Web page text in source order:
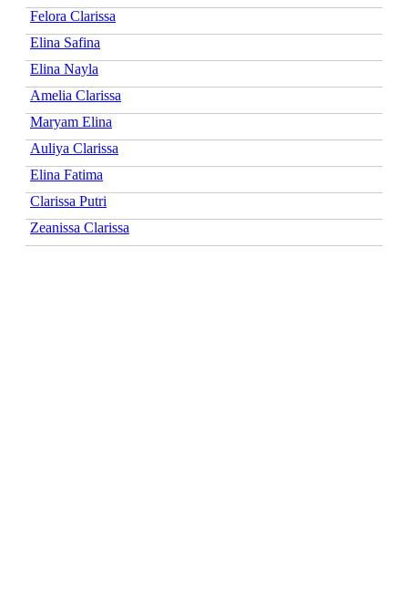
Felora Clarissa
Elina Safina
Elina Nayla
Amelia Clarissa
Maryam Elina
Auliya Clarissa
Elina Fatima
Clarissa Putri
Zeanissa Clarissa